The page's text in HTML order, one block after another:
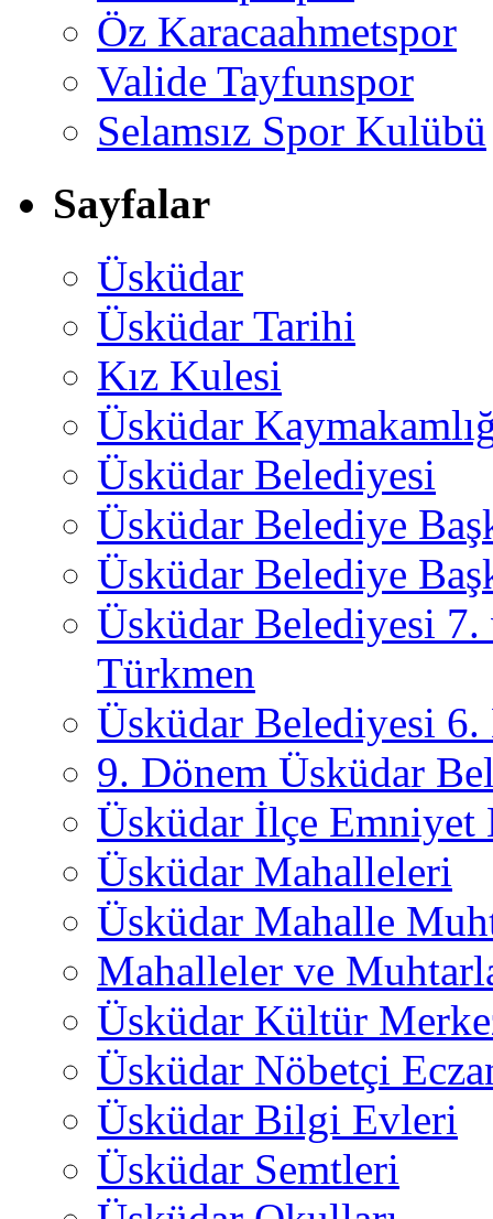
Öz Karacaahmetspor
Valide Tayfunspor
Selamsız Spor Kulübü
Sayfalar
Üsküdar
Üsküdar Tarihi
Kız Kulesi
Üsküdar
Üsküdar Belediyesi
Üsküdar Belediye
Üsküdar Belediye
Üsküdar Belediyesi
Türkmen
Üsküdar Belediyesi 6.
9. Dönem Üsküdar
Üsküdar İlçe
Üsküdar Mahalleleri
Üsküdar Mahalle
Mahalleler ve
Üsküdar Kültür
Üsküdar Nöbetçi
Üsküdar Bilgi Evleri
Üsküdar Semtleri